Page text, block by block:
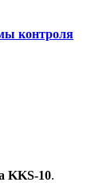
контроля
KKS-10.